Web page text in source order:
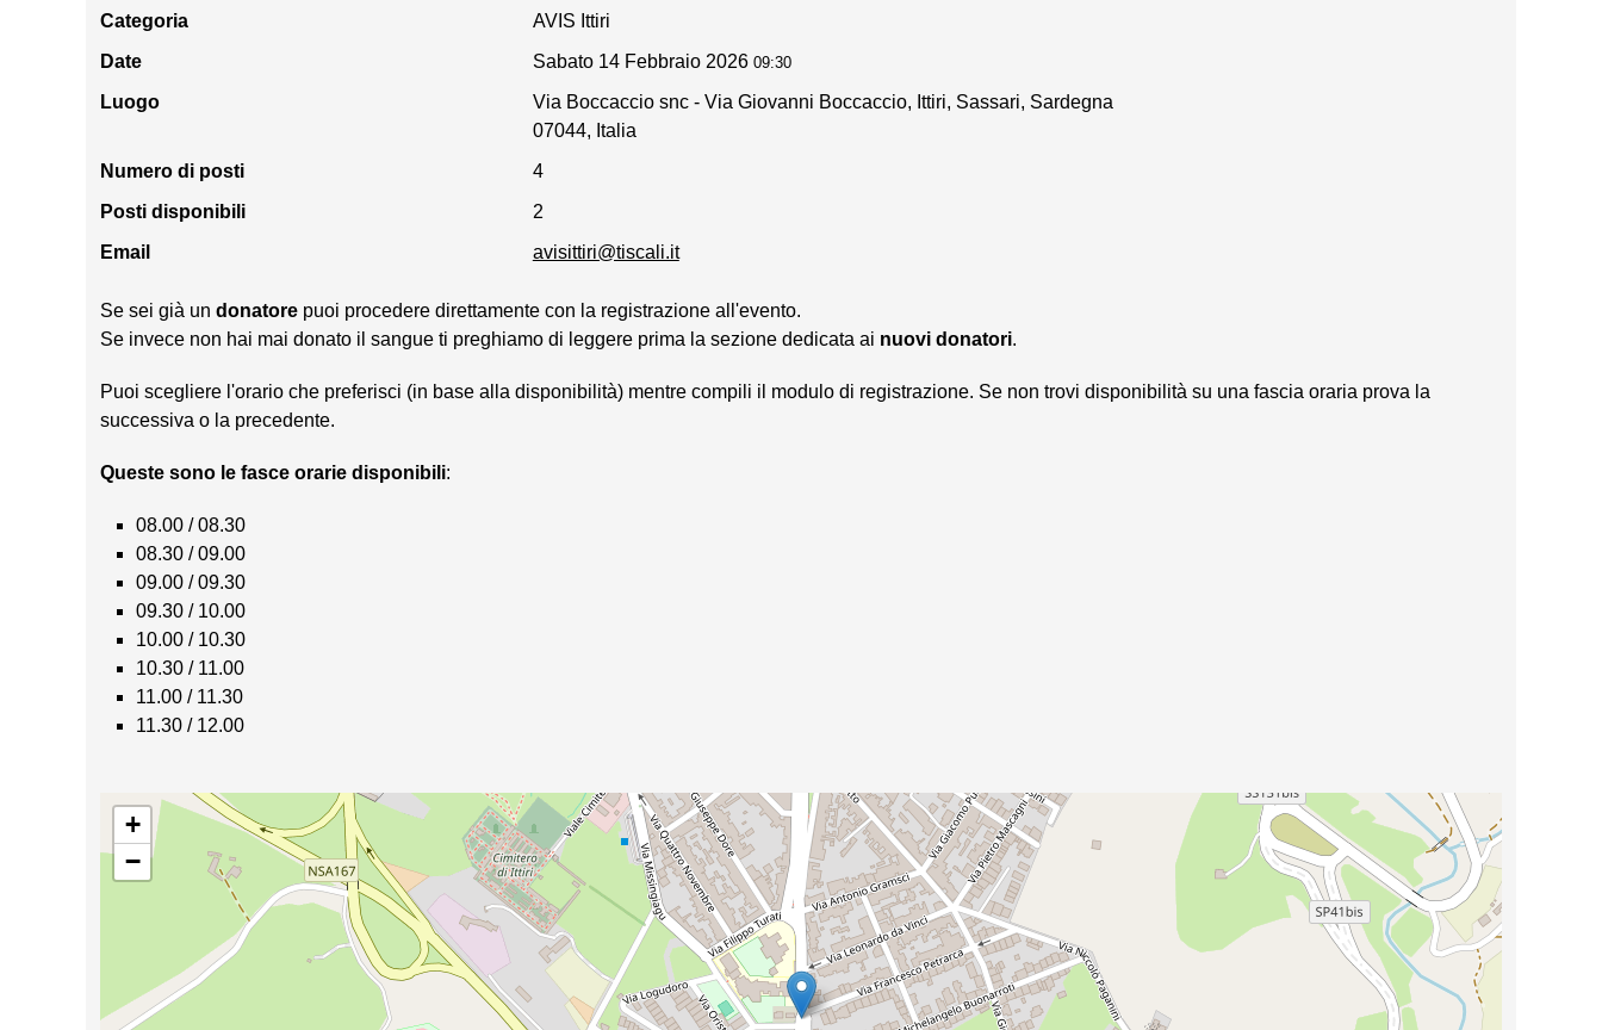
Categoria
AVIS Ittiri
Date
Sabato 14 Febbraio 2026 09:30
Luogo
Via Boccaccio snc - Via Giovanni Boccaccio, Ittiri, Sassari, Sardegna
07044, Italia
Numero di posti
4
Posti disponibili
2
Email
avisittiri@tiscali.it
Se sei già un donatore puoi procedere direttamente con la registrazione all'evento.
Se invece non hai mai donato il sangue ti preghiamo di leggere prima la sezione dedicata ai nuovi donatori.
Puoi scegliere l'orario che preferisci (in base alla disponibilità) mentre compili il modulo di registrazione. Se non trovi disponibilità su una fascia oraria prova la
successiva o la precedente.
Queste sono le fasce orarie disponibili:
08.00 / 08.30
08.30 / 09.00
09.00 / 09.30
09.30 / 10.00
10.00 / 10.30
10.30 / 11.00
11.00 / 11.30
11.30 / 12.00
+
−